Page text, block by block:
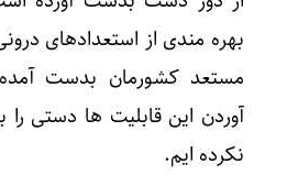
بهره مندی از استعدادهای
مستعد کشورمان بدست
آوردن این قابلیت ها دستی را
نکرده ایم.